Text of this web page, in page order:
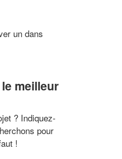
un dans
meilleur
? Indiquez-
pour
!